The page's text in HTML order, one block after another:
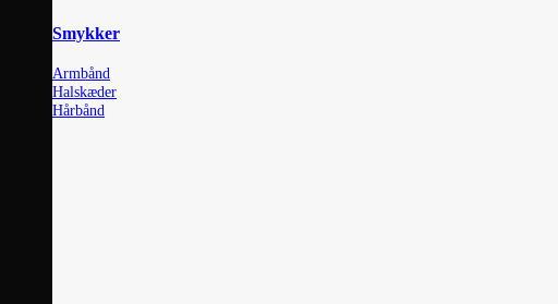
Smykker
Armbånd
Halskæder
Hårbånd